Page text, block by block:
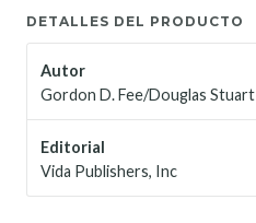
DETALLES DEL PRODUCTO
Autor
Gordon D. Fee/Douglas Stuart
Editorial
Vida Publishers, Inc